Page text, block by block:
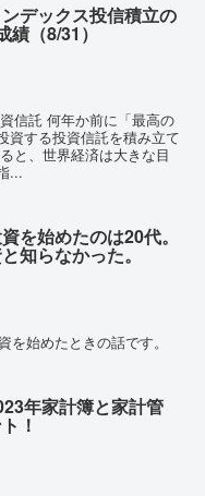
ンデックス投信積立の
績（8/31）
信託 何年か前に「最高の
資する投資信託を積み立て
と、世界経済は大きな目
...
資を始めたのは20代。
知らなかった。
始めたときの話です。
年家計簿と家計管
！